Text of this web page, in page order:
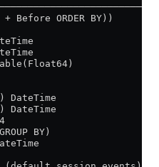
Before ORDER BY))      │
│
│
│
│
│
│
DateTime                │
DateTime                │
│
BY)                 │
DateTime                   │
│